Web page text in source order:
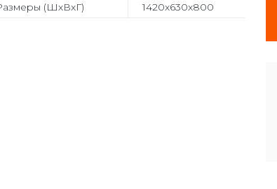
(ШхВхГ)
1420x630x800